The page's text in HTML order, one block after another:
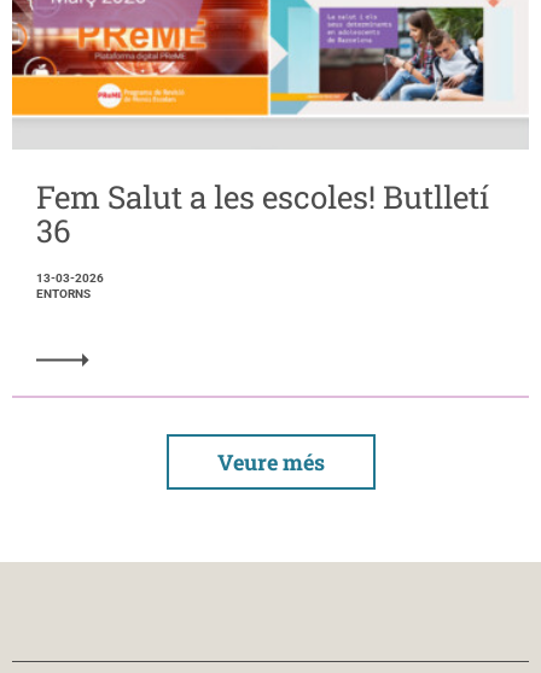
Fem Salut a les escoles! Butlletí
36
13-03-2026
ENTORNS
Veure més